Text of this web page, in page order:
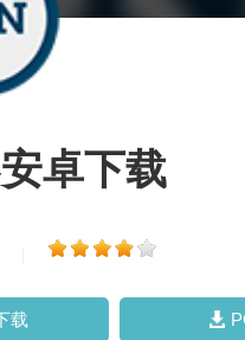
卓下载
载